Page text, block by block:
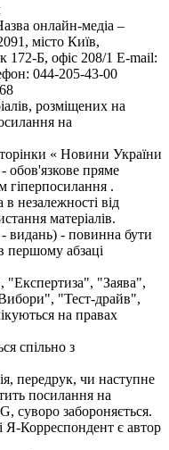
онлайн-медіа –
місто Київ,
Б, офіс 208/1 E-mail:
044-205-43-00
розміщених на
на
« Новини України
- обов'язкове пряме
гіперпосилання .
незалежності від
матеріалів.
- видань) - повинна бути
першому абзаці
"Заява",
"Тест-драйв",
на правах
спільно з
передрук, чи наступне
посилання на
суворо забороняється.
Я-Корреспондент є автор